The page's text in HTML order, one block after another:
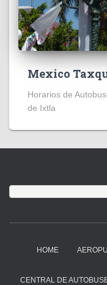
Mexico
Horarios de
de Ixtla
HOME
CENTRAL DE